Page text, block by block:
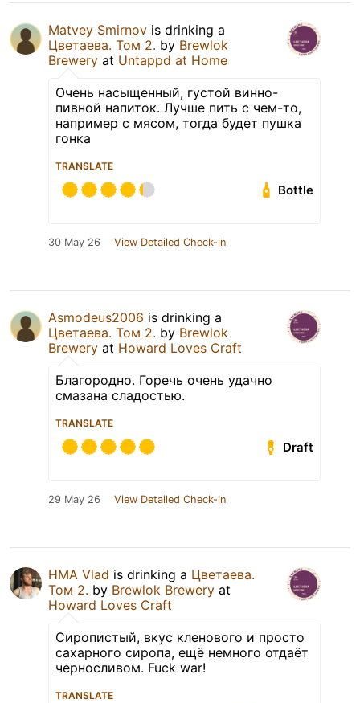
Matvey Smirnov is drinking a
Цветаева. Том 2. by Brewlok
Brewery at Untappd at Home
Очень насыщенный, густой винно-
пивной напиток. Лучше пить с чем-то,
например с мясом, тогда будет пушка
гонка
TRANSLATE
Bottle
30 May 26 View Detailed Check-in
Asmodeus2006 is drinking a
Цветаева. Том 2. by Brewlok
Brewery at Howard Loves Craft
Благородно. Горечь очень удачно
смазана сладостью.
TRANSLATE
Draft
29 May 26 View Detailed Check-in
HMA Vlad is drinking a Цветаева.
Том 2. by Brewlok Brewery at
Howard Loves Craft
Сиропистый, вкус кленового и просто
сахарного сиропа, ещё немного отдаёт
черносливом. Fuck war!
TRANSLATE